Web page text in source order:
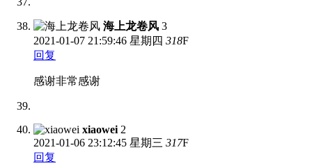
海上龙卷风 3
2021-01-07 21:59:46 星期四 318F
回复
感谢非常感谢
xiaowei 2
2021-01-06 23:12:45 星期三 317F
回复